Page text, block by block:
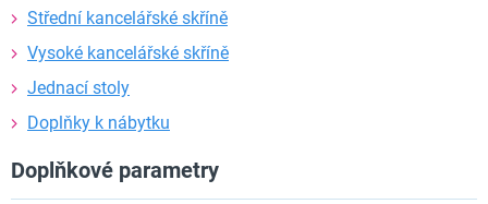
Střední kancelářské skříně
Vysoké kancelářské skříně
Jednací stoly
Doplňky k nábytku
Doplňkové parametry